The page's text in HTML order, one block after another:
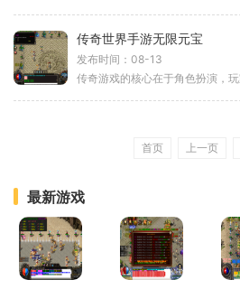
传奇世界手游无限元宝
发布时间：08-13
首页 上一页
最新游戏